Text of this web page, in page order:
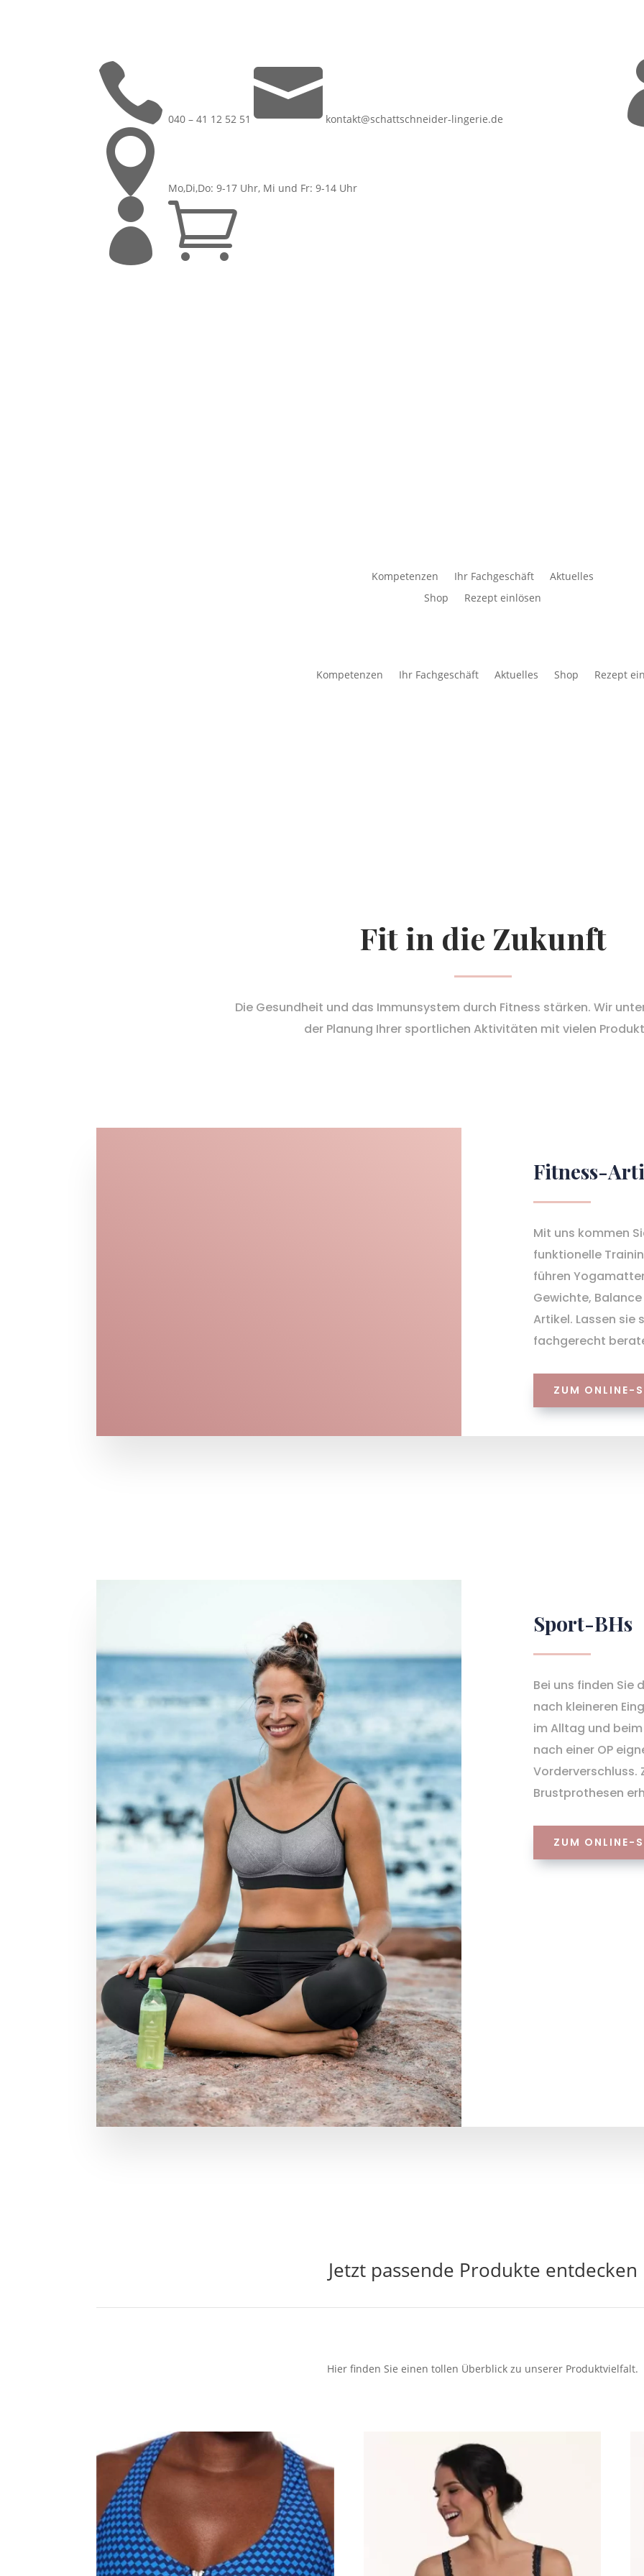
 040 – 41 12 52 51  kontakt@schattschneider-lingerie.de
 Mo,Di,Do: 9-17 Uhr, Mi und Fr: 9-14 Uhr
 
Kompetenzen Ihr Fachgeschäft
Aktuelles
Shop
Rezept einlösen
Kompetenzen Ihr Fachgeschäft Aktuelles Shop Rezept
Fit in die Zukunft
Die Gesundheit und das Immunsystem durch Fitness stärken. Wir
der Planung Ihrer sportlichen Aktivitäten mit vielen
Fitness-
Mit uns kommen
funktionelle
führen
Gewichte,
Artikel. Lassen sie
fachgerecht
ZUM ONLINE-
Sport-BHs
Bei uns finden Sie
nach kleineren
im Alltag und
nach einer OP
Vorderverschluss.
Brustprothesen
ZUM ONLINE-
Jetzt passende Produkte entdecken
Hier finden Sie einen tollen Überblick zu unserer Produktvielfalt.